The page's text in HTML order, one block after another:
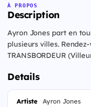
À PROPOS
Description
Ayron Jones part en
plusieurs villes.
TRANSBORDEUR
Details
Artiste Ayron Jones